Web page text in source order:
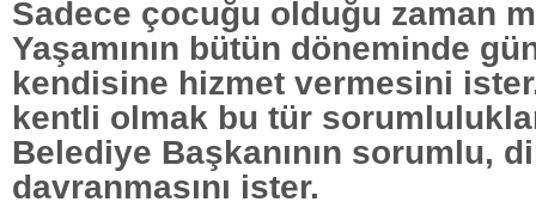
Sadece çocuğu olduğu zaman
Yaşamının bütün döneminde
kendisine hizmet vermesini
kentli olmak bu tür
Belediye Başkanının sorumlu,
davranmasını ister.